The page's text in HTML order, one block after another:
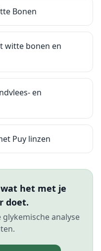
Bonen
witte bonen en
en
Puy linzen
het met je
doet.
analyse